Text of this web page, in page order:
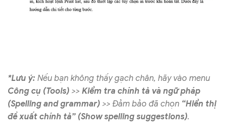
*Lưu ý: Nếu bạn không thấy gạch chân, hãy vào menu
Công cụ (Tools) >> Kiểm tra chính tả và ngữ pháp
(Spelling and grammar) >> Đảm bảo đã chọn “Hiển thị
đề xuất chính tả” (Show spelling suggestions).